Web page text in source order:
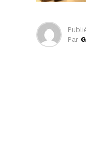
Par